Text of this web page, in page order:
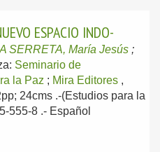
ESPACIO INDO-
SERRETA, María Jesús ;
Seminario de
la Paz ; Mira Editores ,
24cms .-(Estudios para la
555-8 .- Español